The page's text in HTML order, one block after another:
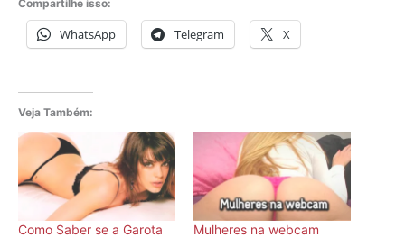
Compartilhe isso:
WhatsApp Telegram X
Veja Também:
Como Saber se a Garota
Mulheres na webcam